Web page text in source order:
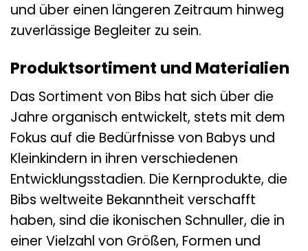
und über einen längeren Zeitraum hinweg
zuverlässige Begleiter zu sein.
Produktsortiment und Materialien
Das Sortiment von Bibs hat sich über die
Jahre organisch entwickelt, stets mit dem
Fokus auf die Bedürfnisse von Babys und
Kleinkindern in ihren verschiedenen
Entwicklungsstadien. Die Kernprodukte, die
Bibs weltweite Bekanntheit verschafft
haben, sind die ikonischen Schnuller, die in
einer Vielzahl von Größen, Formen und